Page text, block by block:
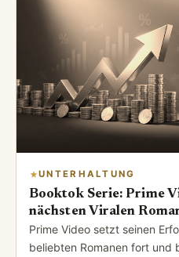
UNTERHALTUNG
Booktok Serie: Prime
nächsten Viralen
Prime Video setzt seinen
beliebten Romanen fort und